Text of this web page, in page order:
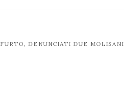
FURTO, DENUNCIATI DUE MOLISANI